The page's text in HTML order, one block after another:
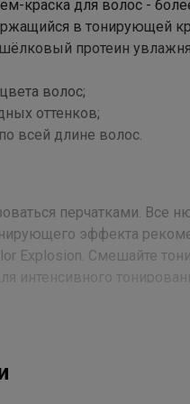
краска для волос -
в тонирующей
протеин
волос;
оттенков;
всей длине волос.
перчатками. Все
эффекта
Explosion. Смешайте
интенсивного
в пластиковой посуде
крем по всей
но не более 30 мин.